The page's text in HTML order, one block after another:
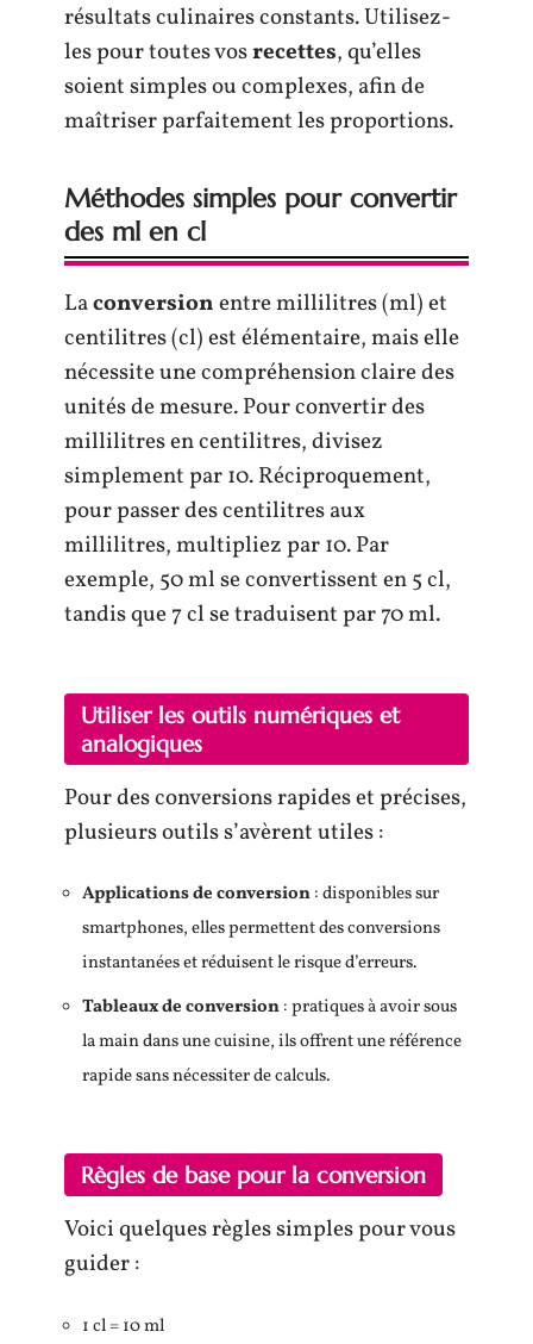
résultats culinaires constants. Utilisez-
les pour toutes vosrecettes, qu’elles
soient simples ou complexes, afin de
maîtriser parfaitement les proportions.
Méthodes simples pour convertir
des ml en cl
Laconversionentre millilitres (ml) et
centilitres (cl) est élémentaire, mais elle
nécessite une compréhension claire des
unités de mesure. Pour convertir des
millilitres en centilitres, divisez
simplement par 10. Réciproquement,
pour passer des centilitres aux
millilitres, multipliez par 10. Par
exemple, 50 ml se convertissent en 5 cl,
tandis que 7 cl se traduisent par 70 ml.
Utiliser les outils numériques et
analogiques
Pour des conversions rapides et précises,
plusieurs outils s’avèrent utiles :
Applications de conversion: disponibles sur
smartphones, elles permettent des conversions
instantanées et réduisent le risque d’erreurs.
Tableaux de conversion: pratiques à avoir sous
la main dans une cuisine, ils offrent une référence
rapide sans nécessiter de calculs.
Règles de base pour la conversion
Voici quelques règles simples pour vous
guider :
1 cl = 10 ml